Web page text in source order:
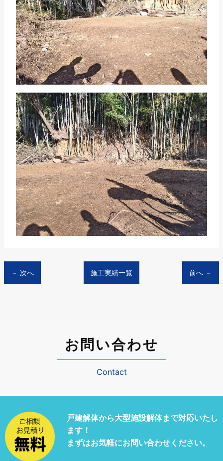
前へ －
施工実績一覧
－ 次へ
お問い合わせ
Contact
戸建解体から大型施設解体まで対応いたし
ます！
まずはお気軽にお問い合わせください。